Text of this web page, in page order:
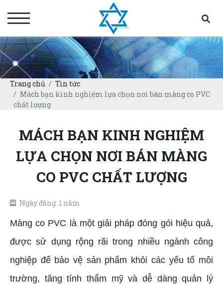
Trang chủ
Tin tức
Mách bạn kinh nghiệm lựa chọn nơi bán màng co PVC
chất lượng
MÁCH BẠN KINH NGHIỆM
LỰA CHỌN NƠI BÁN MÀNG
CO PVC CHẤT LƯỢNG
Ngày đăng: 1 năm
Màng co PVC là một giải pháp đóng gói hiệu quả,
được sử dụng rộng rãi trong nhiều ngành công
nghiệp để bảo vệ sản phẩm khỏi các yếu tố môi
trường, tăng tính thẩm mỹ và dễ dàng quản lý